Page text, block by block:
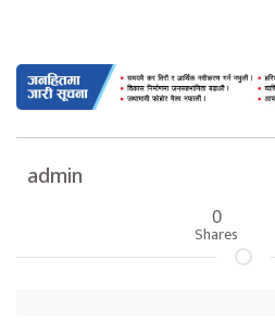
admin
0
Shares